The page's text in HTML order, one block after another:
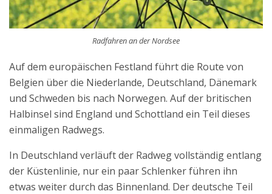
Radfahren an der Nordsee
Auf dem europäischen Festland führt die Route von
Belgien über die Niederlande, Deutschland, Dänemark
und Schweden bis nach Norwegen. Auf der britischen
Halbinsel sind England und Schottland ein Teil dieses
einmaligen Radwegs.
In Deutschland verläuft der Radweg vollständig entlang
der Küstenlinie, nur ein paar Schlenker führen ihn
etwas weiter durch das Binnenland. Der deutsche Teil